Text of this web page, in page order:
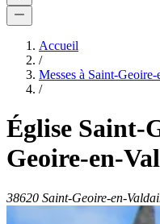
Accueil
/
Messes à Saint-
/
Église Saint-
Geoire-en-
38620 Saint-Geoire-en-